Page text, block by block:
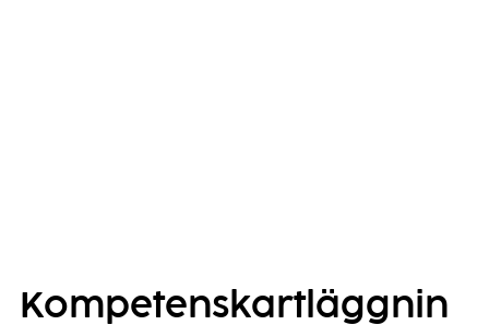
Kompetenskartläggnin